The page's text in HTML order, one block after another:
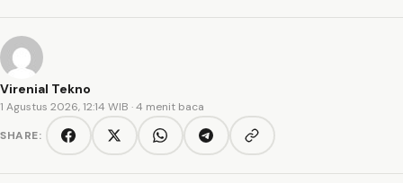
Virenial Tekno
1 Agustus 2026, 12:14 WIB · 4 menit baca
SHARE:
FacebookTwitter/XWhatsAppTelegramCopy link